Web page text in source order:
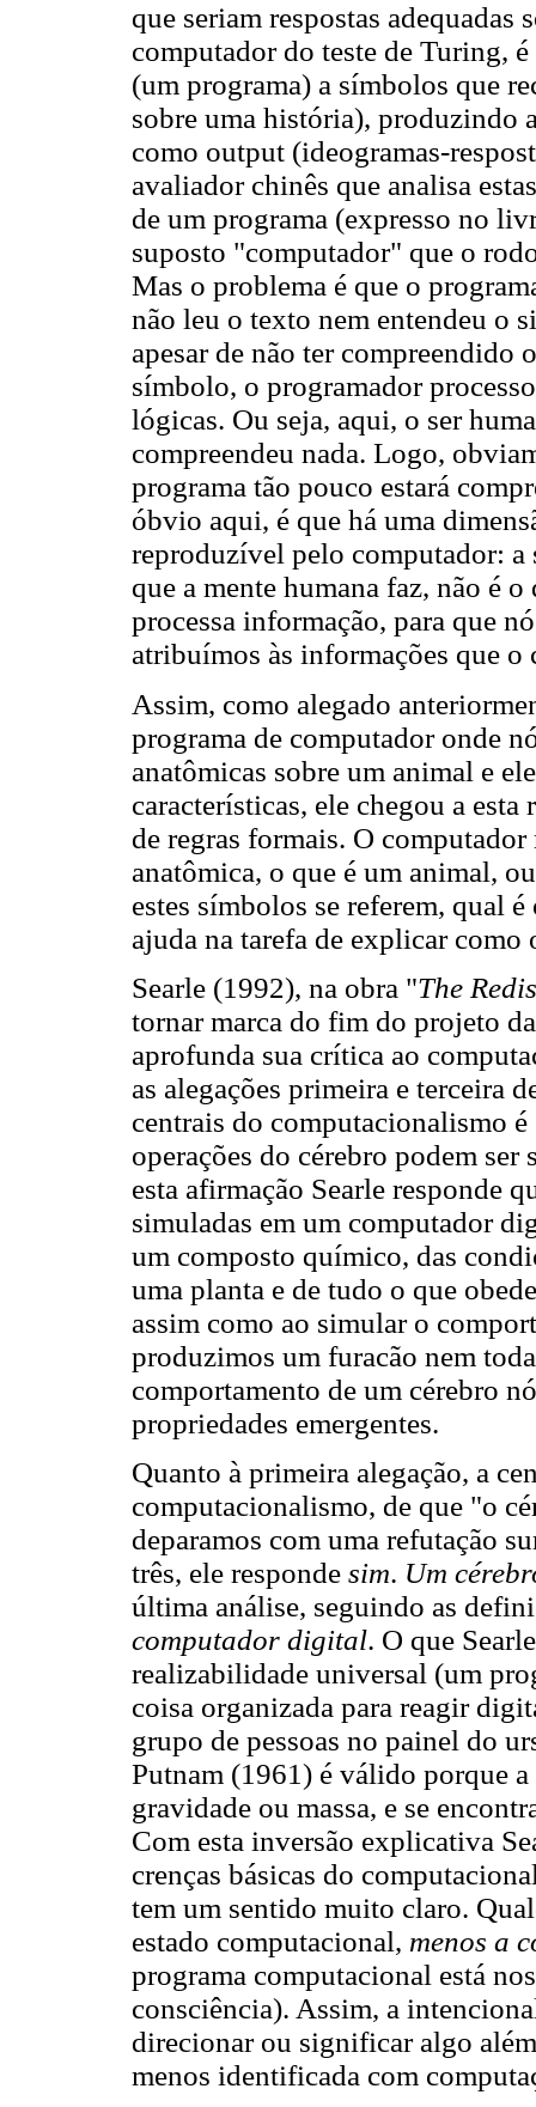
que seriam respostas adequadas
computador do teste de Turing,
(um programa) a símbolos que
sobre uma história), produzindo
como output (ideogramas-
avaliador chinês que analisa
de um programa (expresso no
suposto "computador" que o
Mas o problema é que o
não leu o texto nem entendeu o
apesar de não ter
símbolo, o programador
lógicas. Ou seja, aqui, o ser
compreendeu nada. Logo,
programa tão pouco estará
óbvio aqui, é que há uma
reproduzível pelo computador: a
que a mente humana faz, não é
processa informação, para que
atribuímos às informações que
Assim, como alegado
programa de computador onde
anatômicas sobre um animal e
características, ele chegou a esta
de regras formais. O
anatômica, o que é um animal,
estes símbolos se referem, qual
ajuda na tarefa de explicar como
Searle (1992), na obra "The
tornar marca do fim do projeto
aprofunda sua crítica ao
as alegações primeira e terceira
centrais do computacionalismo
operações do cérebro podem
esta afirmação Searle responde
simuladas em um computador
um composto químico, das
uma planta e de tudo o que
assim como ao simular o
produzimos um furacão nem
comportamento de um cérebro
propriedades emergentes.
Quanto à primeira alegação, a
computacionalismo, de que "o
deparamos com uma refutação
três, ele responde sim. Um
última análise, seguindo as
computador digital. O que
realizabilidade universal (um
coisa organizada para reagir
grupo de pessoas no painel do
Putnam (1961) é válido porque
gravidade ou massa, e se
Com esta inversão explicativa
crenças básicas do
tem um sentido muito claro.
estado computacional, menos a
programa computacional está
consciência). Assim, a
direcionar ou significar algo
menos identificada com